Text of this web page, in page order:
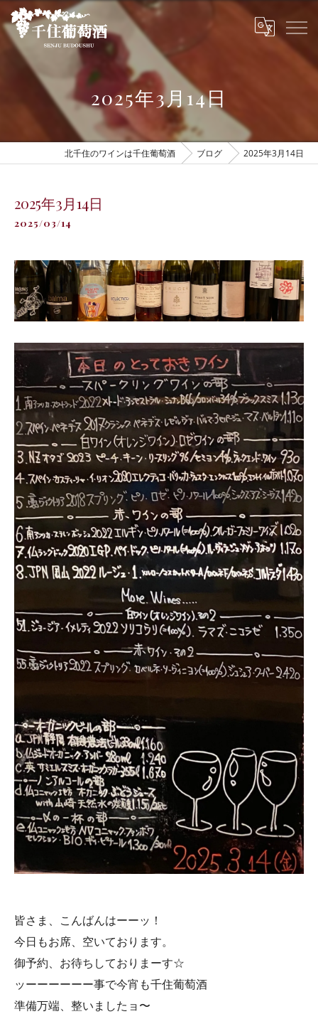
2025年3月14日
北千住のワインは千住葡萄酒 ブログ 2025年3月14日
2025年3月14日
2025/03/14
皆さま、こんばんはーーッ！
今日もお席、空いております。
御予約、お待ちしておりまーす☆
ッーーーーーー事で今宵も千住葡萄酒
準備万端、整いましたョ〜